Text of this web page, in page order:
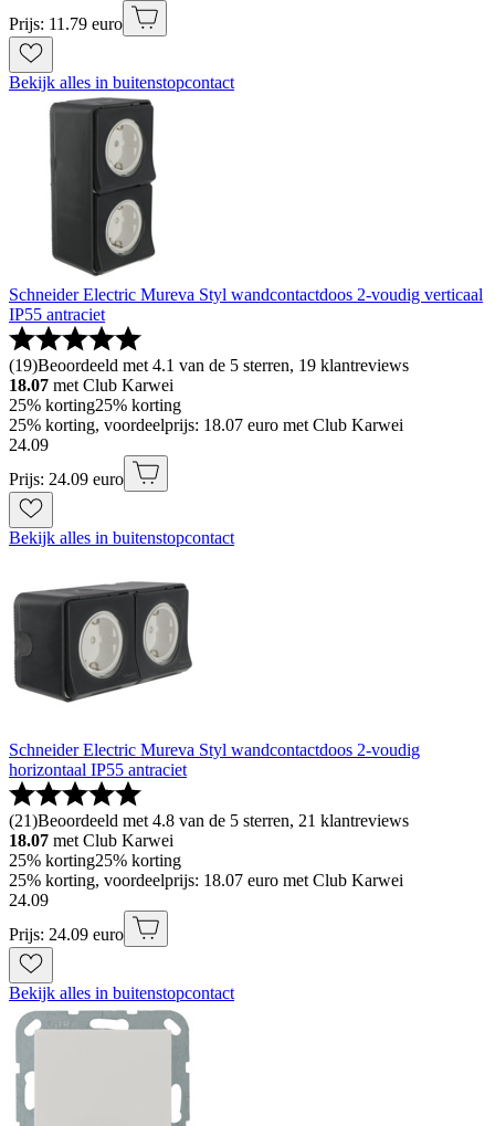
Prijs: 11.79 euro
Bekijk alles in buitenstopcontact
Schneider Electric Mureva Styl wandcontactdoos 2-voudig verticaal
IP55 antraciet
(19)Beoordeeld met 4.1 van de 5 sterren, 19 klantreviews
18.07 met Club Karwei
25% korting25% korting
25% korting, voordeelprijs: 18.07 euro met Club Karwei
24.09
Prijs: 24.09 euro
Bekijk alles in buitenstopcontact
Schneider Electric Mureva Styl wandcontactdoos 2-voudig
horizontaal IP55 antraciet
(21)Beoordeeld met 4.8 van de 5 sterren, 21 klantreviews
18.07 met Club Karwei
25% korting25% korting
25% korting, voordeelprijs: 18.07 euro met Club Karwei
24.09
Prijs: 24.09 euro
Bekijk alles in buitenstopcontact